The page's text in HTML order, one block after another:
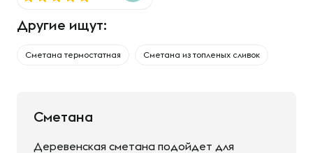
Другие ищут:
Сметана термостатная Сметана из топленых сливок
Сметана
Деревенская сметана подойдет для